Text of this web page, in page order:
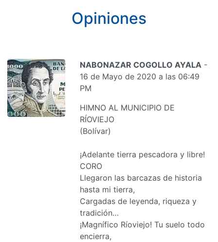
Opiniones
NABONAZAR COGOLLO AYALA -
16 de Mayo de 2020 a las 06:49
PM
HIMNO AL MUNICIPIO DE
RÍOVIEJO
(Bolívar)
¡Adelante tierra pescadora y libre!
CORO
Llegaron las barcazas de historia
hasta mi tierra,
Cargadas de leyenda, riqueza y
tradición…
¡Magnífico Ríoviejo! Tu suelo todo
encierra,